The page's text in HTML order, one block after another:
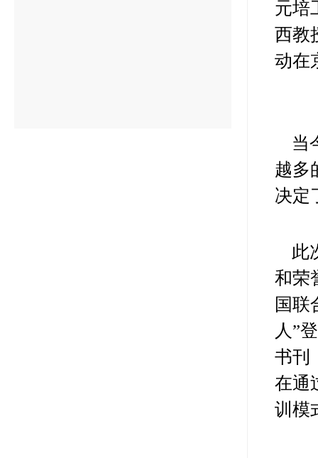
元培
西教
动在
当
越多
决定
此
和荣
国联
人”
书刊
在通
训模